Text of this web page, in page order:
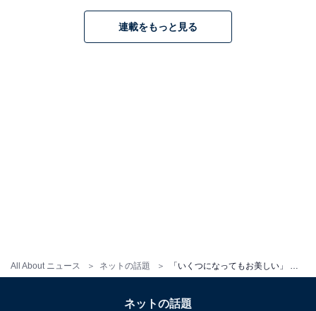
All About ニュース ネットの話題
連載をもっと見る
ネットの話題